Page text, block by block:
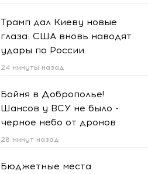
Трамп дал Киеву новые
глаза: США вновь наводят
удары по России
24 минуты назад
Бойня в Доброполье!
Шансов у ВСУ не было -
черное небо от дронов
28 минут назад
Бюджетные места